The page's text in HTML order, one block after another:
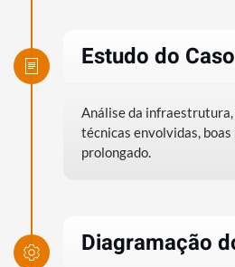
Estudo do Caso
Análise da
técnicas envolvidas,
prolongado.
Diagramação